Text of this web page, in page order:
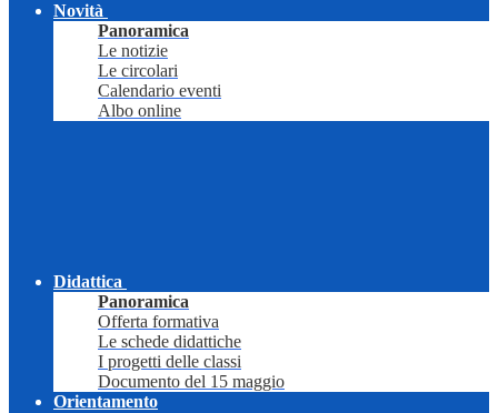
Novità
Panoramica
Le notizie
Le circolari
Calendario eventi
Albo online
Didattica
Panoramica
Offerta formativa
Le schede didattiche
I progetti delle classi
Documento del 15 maggio
Orientamento